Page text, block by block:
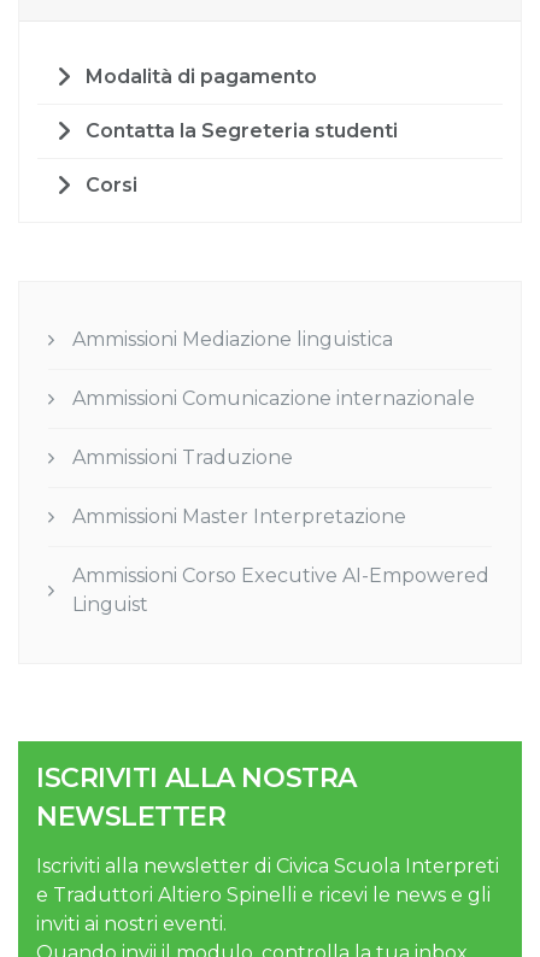
Modalità di pagamento
Contatta la Segreteria studenti
Corsi
Ammissioni Mediazione linguistica
Ammissioni Comunicazione internazionale
Ammissioni Traduzione
Ammissioni Master Interpretazione
Ammissioni Corso Executive AI-Empowered
Linguist
ISCRIVITI ALLA NOSTRA
NEWSLETTER
Iscriviti alla newsletter di Civica Scuola Interpreti
e Traduttori Altiero Spinelli e ricevi le news e gli
inviti ai nostri eventi.